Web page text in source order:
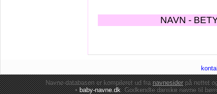
NAVN -
Navne-databasen er kompileret ud franavnesiderpå nettet
•baby-navne.dk: Godkendte danskenavne til børn